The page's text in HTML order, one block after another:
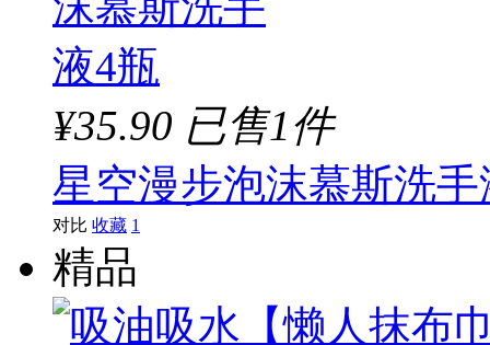
¥35.90 已售1件
星空漫步泡沫慕斯洗手
对比 收藏 1
精品